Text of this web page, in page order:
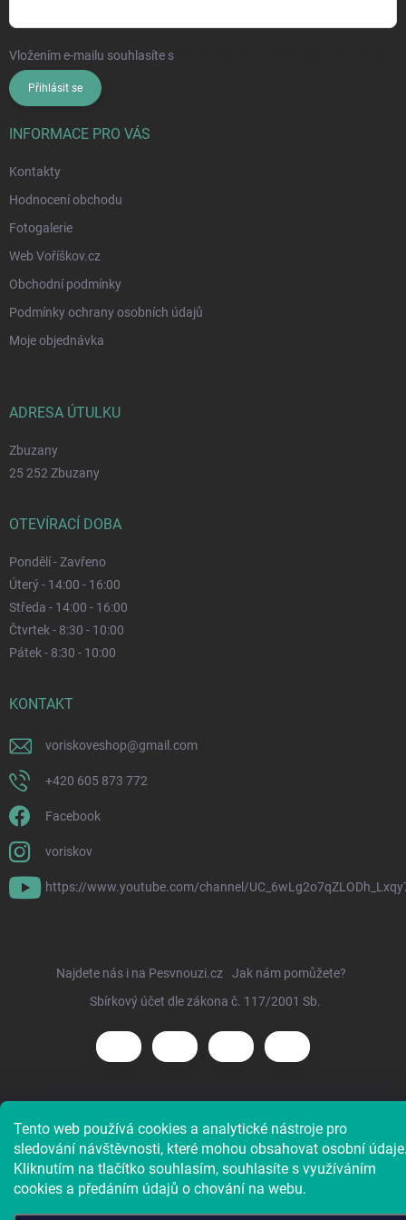
Tento web používá cookies a analytické nástroje pro
sledování návštěvnosti, které mohou obsahovat osobní
Kliknutím na tlačítko souhlasím, souhlasíte s využíváním
cookies a předáním údajů o chování na webu.
Vložením e-mailu souhlasíte s
Přihlásit se
INFORMACE PRO VÁS
Kontakty
Hodnocení obchodu
Fotogalerie
Web Voříškov.cz
Obchodní podmínky
Podmínky ochrany osobních údajů
Moje objednávka
ADRESA ÚTULKU
Zbuzany
25 252 Zbuzany
OTEVÍRACÍ DOBA
Pondělí - Zavřeno
Úterý - 14:00 - 16:00
Středa - 14:00 - 16:00
Čtvrtek - 8:30 - 10:00
Pátek - 8:30 - 10:00
KONTAKT
voriskoveshop@gmail.com
+420 605 873 772
Facebook
voriskov
https://www.youtube.com/channel/
Najdete nás i na Pesvnouzi.cz
Jak nám pomůžete?
Sbírkový účet dle zákona č. 117/2001 Sb.